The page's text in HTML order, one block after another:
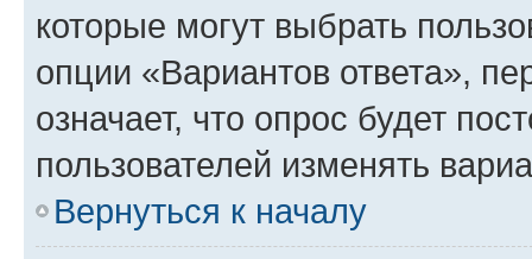
которые могут выбрать
опции «Вариантов ответа»,
означает, что опрос будет
пользователей изменять
Вернуться к началу